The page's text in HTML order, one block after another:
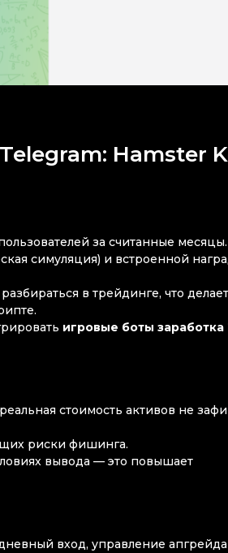
Hamster
за считанные
симуляция) и встроенной
в трейдинге, что
игровые боты заработка
стоимость активов не
риски фишинга.
вывода — это повышает
вход, управление